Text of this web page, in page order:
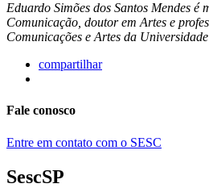
Eduardo Simões dos Santos Mendes é
Comunicação, doutor em Artes e
Comunicações e Artes da
compartilhar
Fale conosco
Entre em contato com o SESC
SescSP